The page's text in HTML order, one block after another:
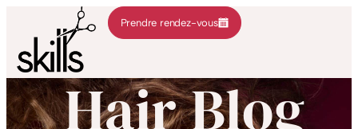
Prendre rendez-vous
Hair Blog